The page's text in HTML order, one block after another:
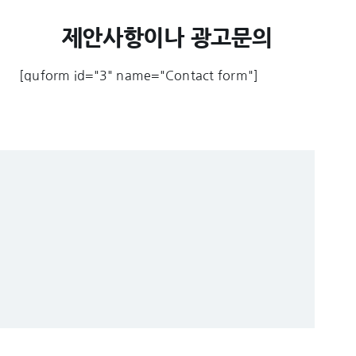
제안사항이나 광고문의
[quform id="3" name="Contact form"]